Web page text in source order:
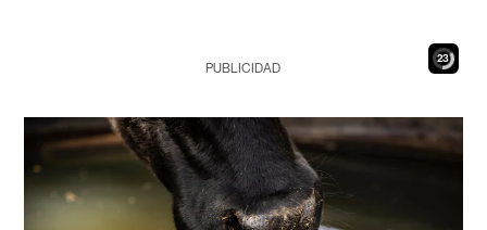
22
PUBLICIDAD